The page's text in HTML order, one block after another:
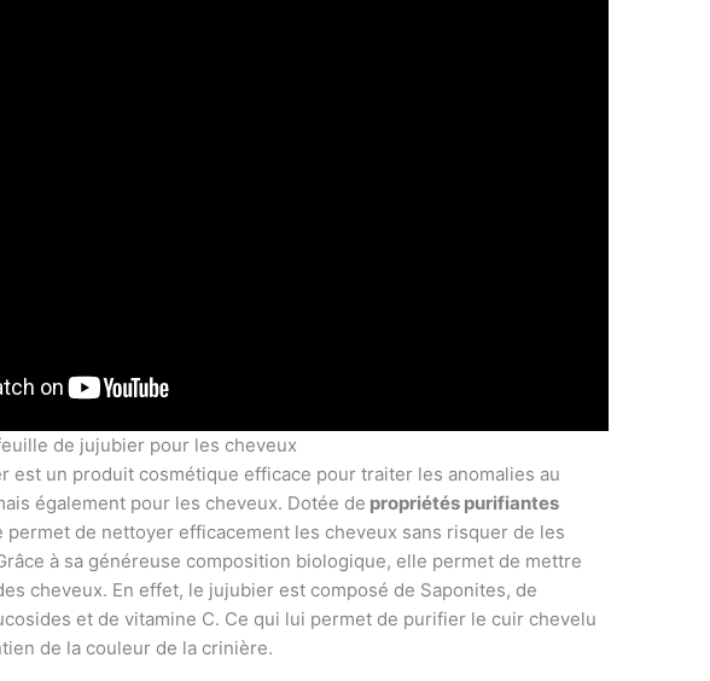
de jujubier pour les cheveux
est un produit cosmétique efficace pour traiter les anomalies au
également pour les cheveux. Dotée de propriétés purifiantes
permet de nettoyer efficacement les cheveux sans risquer de les
à sa généreuse composition biologique, elle permet de mettre
cheveux. En effet, le jujubier est composé de Saponites, de
et de vitamine C. Ce qui lui permet de purifier le cuir chevelu
de la couleur de la crinière.